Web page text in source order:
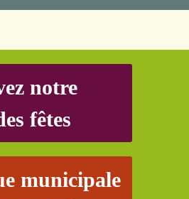
notre
fêtes
municipale